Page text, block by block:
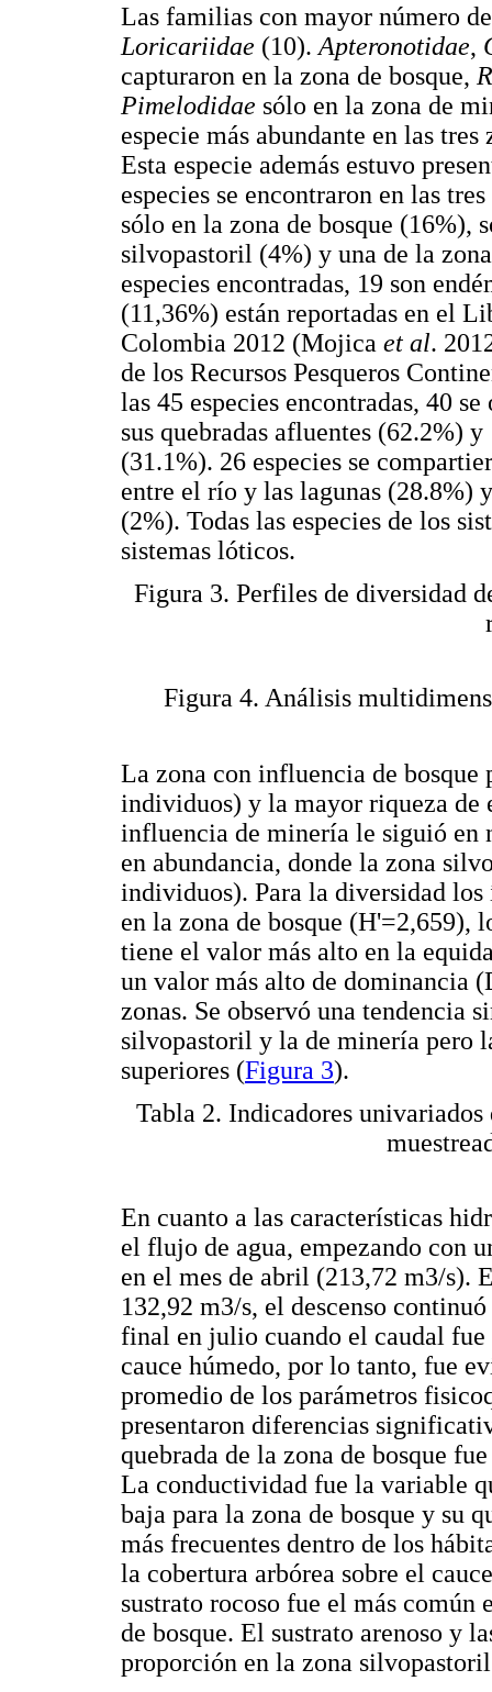
Las familias con mayor número
Loricariidae (10). Apteronotidae,
capturaron en la zona de bosque,
Pimelodidae sólo en la zona de
especie más abundante en las tres
Esta especie además estuvo
especies se encontraron en las
sólo en la zona de bosque (16%),
silvopastoril (4%) y una de la
especies encontradas, 19 son
(11,36%) están reportadas en el
Colombia 2012 (Mojica et al.
de los Recursos Pesqueros
las 45 especies encontradas, 40
sus quebradas afluentes (62.2%)
(31.1%). 26 especies se
entre el río y las lagunas (28.8%)
(2%). Todas las especies de los
sistemas lóticos.
Figura 3. Perfiles de diversidad
Figura 4. Análisis
La zona con influencia de bosque
individuos) y la mayor riqueza de
influencia de minería le siguió en
en abundancia, donde la zona
individuos). Para la diversidad los
en la zona de bosque (H'=2,659),
tiene el valor más alto en la
un valor más alto de dominancia
zonas. Se observó una tendencia
silvopastoril y la de minería pero
superiores (Figura 3).
Tabla 2. Indicadores
En cuanto a las características
el flujo de agua, empezando con
en el mes de abril (213,72 m3/s).
132,92 m3/s, el descenso
final en julio cuando el caudal
cauce húmedo, por lo tanto, fue
promedio de los parámetros
presentaron diferencias
quebrada de la zona de bosque
La conductividad fue la variable
baja para la zona de bosque y su
más frecuentes dentro de los
la cobertura arbórea sobre el
sustrato rocoso fue el más común
de bosque. El sustrato arenoso y
proporción en la zona